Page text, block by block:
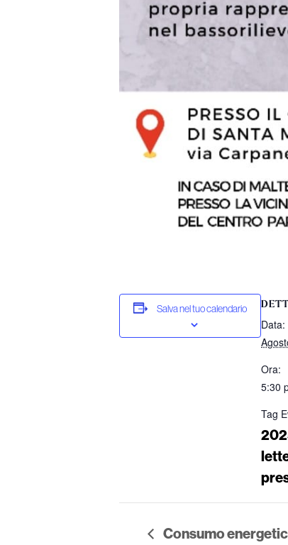
Salva nel tuo calendario
Data:
Ora:
5:30
Tag
Consumo